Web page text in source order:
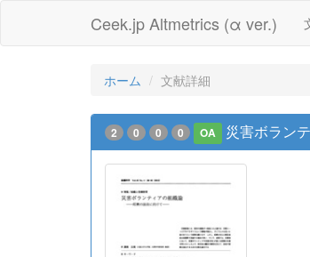
Ceek.jp Altmetrics (α ver.)
ホーム 文献詳細
2 0 0 0 OA 災害ボラン